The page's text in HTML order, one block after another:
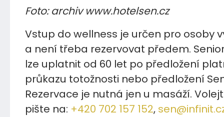
Foto: archiv www.hotelsen.cz
Vstup do wellness je určen pro osoby
a není třeba rezervovat předem.
lze uplatnit od 60 let po předložení
průkazu totožnosti nebo předložení
Rezervace je nutná jen u masáží.
pište na: +420 702 157 152,